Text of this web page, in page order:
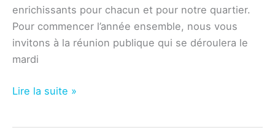
enrichissants pour chacun et pour notre quartier.
Pour commencer l’année ensemble, nous vous
invitons à la réunion publique qui se déroulera le
mardi
Réunion
Lire la suite »